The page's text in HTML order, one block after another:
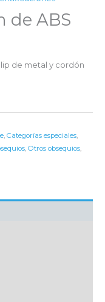
de ABS
de metal y cordón
Categorías especiales
Otros obsequios